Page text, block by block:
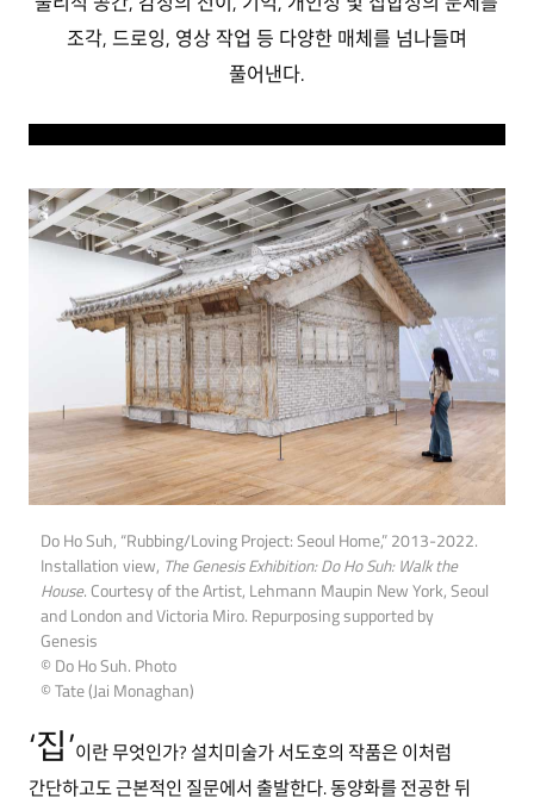
조각, 드로잉, 영상 작업 등 다양한 매체를 넘나들며
풀어낸다.
Do Ho Suh, “Rubbing/Loving Project: Seoul Home,” 2013-2022.
Installation view, The Genesis Exhibition: Do Ho Suh: Walk the
House. Courtesy of the Artist, Lehmann Maupin New York, Seoul
and London and Victoria Miro. Repurposing supported by
Genesis
© Do Ho Suh. Photo
© Tate (Jai Monaghan)
‘집’이란 무엇인가? 설치미술가 서도호의 작품은 이처럼
간단하고도 근본적인 질문에서 출발한다. 동양화를 전공한 뒤